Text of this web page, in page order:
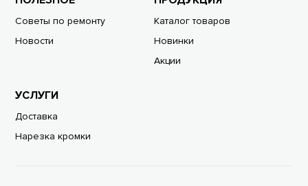
Советы по ремонту
Новости
Каталог товаров
Новинки
Акции
УСЛУГИ
Доставка
Нарезка кромки